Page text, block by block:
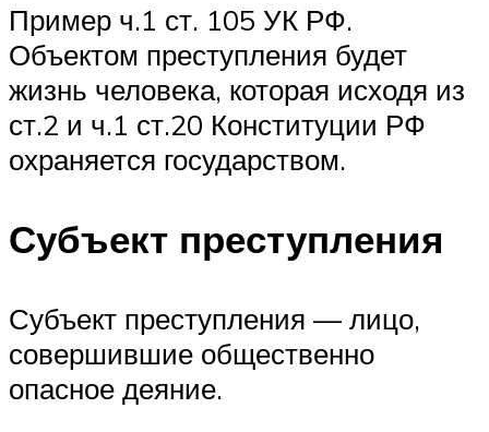
Пример ч.1 ст. 105 УК РФ.
Объектом преступления будет
жизнь человека, которая исходя из
ст.2 и ч.1 ст.20 Конституции РФ
охраняется государством.
Субъект преступления
Субъект преступления — лицо,
совершившие общественно
опасное деяние.